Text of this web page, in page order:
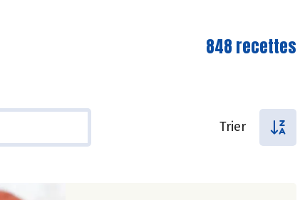
848 recettes
Trier